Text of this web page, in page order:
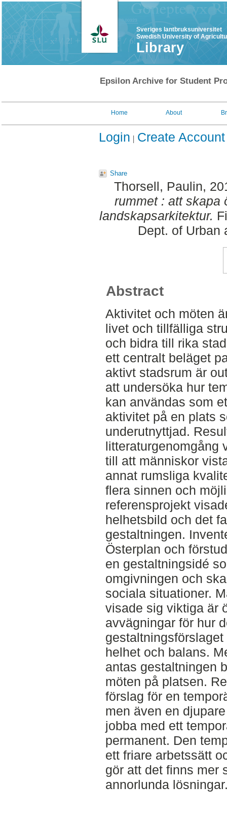
Sveriges lantbruksuniversitet
Swedish University of
Library
Epsilon Archive for Student
Home About
Login Create Account
Share
Thorsell, Paulin,
rummet : att skapa
landskapsarkitektur.
Dept. of Urban
Abstract
Aktivitet och möten
livet och tillfälliga
och bidra till rika
ett centralt beläget
aktivt stadsrum är
att undersöka hur
kan användas som
aktivitet på en plats
underutnyttjad.
litteraturgenomgång
till att människor
annat rumsliga
flera sinnen och
referensprojekt
helhetsbild och det
gestaltningen.
Österplan och
en gestaltningsidé
omgivningen och
sociala situationer.
visade sig viktiga är
avvägningar för hur
helhet och balans.
antas gestaltningen
möten på platsen.
förslag för en
men även en
jobba med ett
permanent. Den
ett friare arbetssätt
gör att det finns mer
annorlunda